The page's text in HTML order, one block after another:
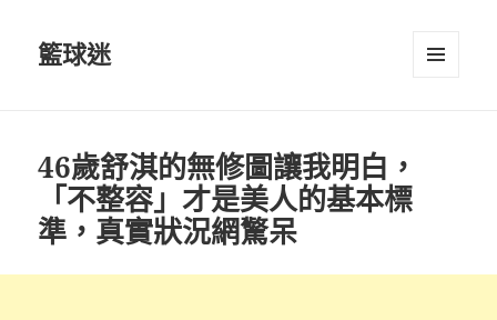
籃球迷
46歲舒淇的無修圖讓我明白，
「不整容」才是美人的基本標
準，真實狀況網驚呆